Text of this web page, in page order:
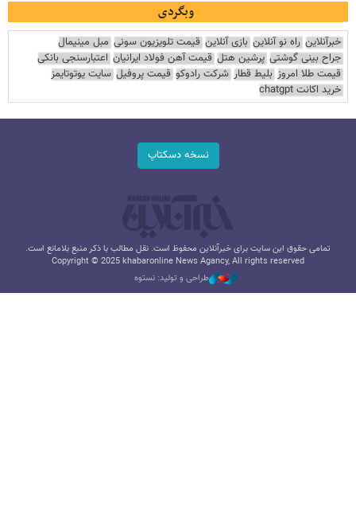
وبگردی
خبرآنلاین راه نو آنلاین بازی آنلاین قیمت تلویزیون سونی مبل مینیمال
جراح بینی گوشتی پرشین هتل قیمت آهن فولاد ایرانیان اعتبارسنجی بانکی
قیمت طلا امروز بلیط قطار شرکت رادوکو قیمت پروفیل سایت یوتوتایمز
خرید اکانت chatgpt
نسخه دسکتاپ
تمامی حقوق این سایت برای خبرآنلاین محفوظ است. نقل مطالب با ذکر منبع بلامانع است.
Copyright © 2025 khabaronline News Agancy, All rights reserved
طراحی و تولید: نستوه